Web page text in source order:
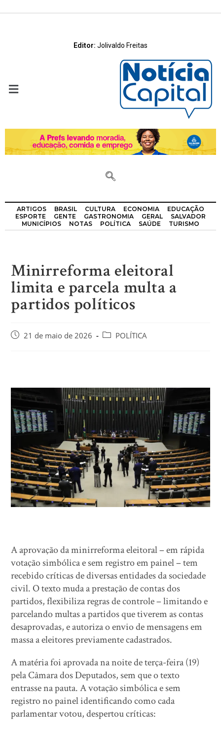
Editor: Jolivaldo Freitas
ARTIGOS BRASIL CULTURA ECONOMIA
EDUCAÇÃO
ESPORTE
GENTE GASTRONOMIA GERAL
SALVADOR
MUNICÍPIOS
NOTAS POLÍTICA SAÚDE TURISMO
Minirreforma eleitoral
limita e parcela multa a
partidos políticos
21 de maio de 2026 POLÍTICA
A aprovação da minirreforma eleitoral – em rápida
votação simbólica e sem registro em painel – tem
recebido críticas de diversas entidades da sociedade
civil. O texto muda a prestação de contas dos
partidos, flexibiliza regras de controle – limitando e
parcelando multas a partidos que tiverem as contas
desaprovadas, e autoriza o envio de mensagens em
massa a eleitores previamente cadastrados.
A matéria foi aprovada na noite de terça-feira (19)
pela Câmara dos Deputados, sem que o texto
entrasse na pauta. A votação simbólica e sem
registro no painel identificando como cada
parlamentar votou, despertou críticas: